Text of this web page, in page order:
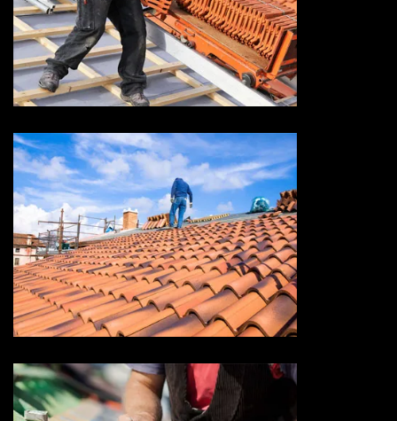
Devis réparation de toiture 73
Savoie
Devis toiture 73 Savoie